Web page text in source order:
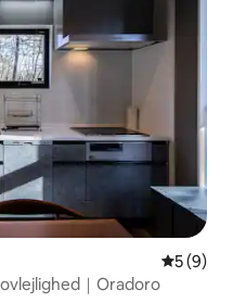
5 ud af 5
5 (9)
｜Oradoro